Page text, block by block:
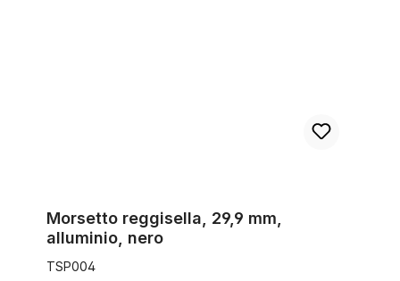
Morsetto reggisella, 29,9 mm,
alluminio, nero
TSP004